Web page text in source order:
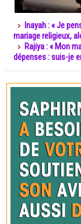
Inayah : « Je
mariage religieux,
Rajiya : « Mon
dépenses : suis-je